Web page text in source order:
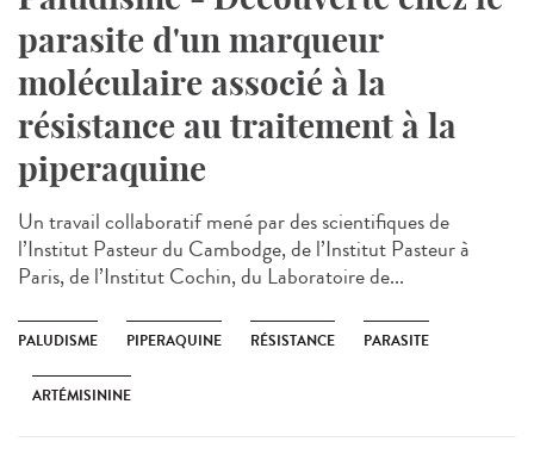
parasite d'un marqueur
moléculaire associé à la
résistance au traitement à la
piperaquine
Un travail collaboratif mené par des scientifiques de
l’Institut Pasteur du Cambodge, de l’Institut Pasteur à
Paris, de l’Institut Cochin, du Laboratoire de...
PALUDISME PIPERAQUINE RÉSISTANCE PARASITE
ARTÉMISININE